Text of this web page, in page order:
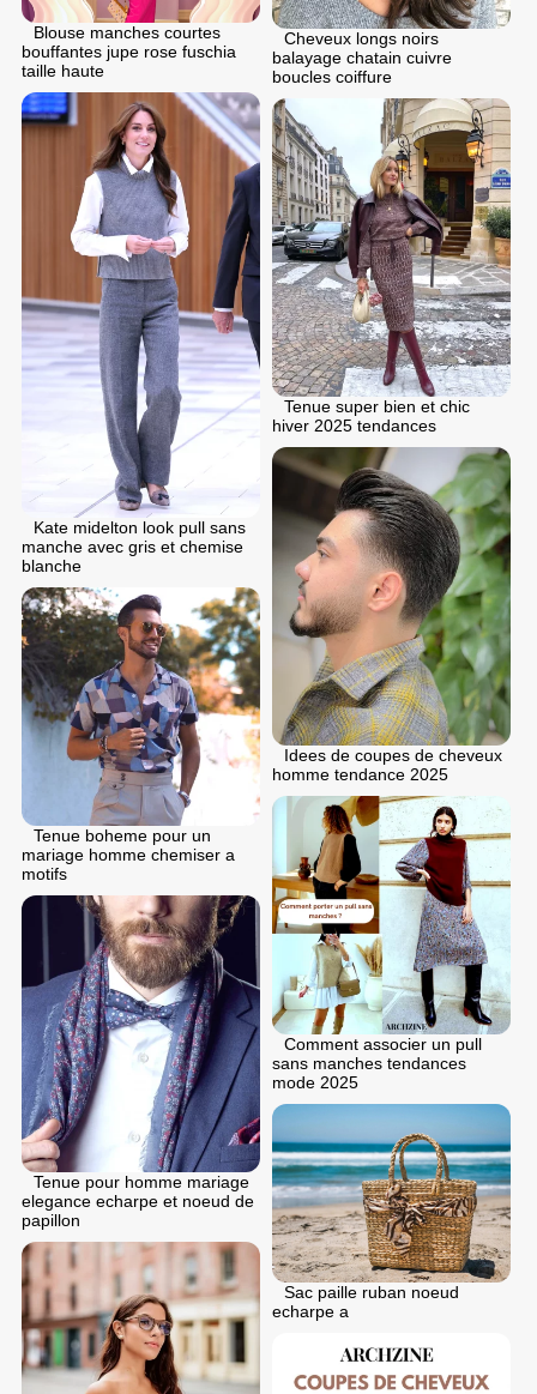
Cheveux longs noirs
balayage chatain cuivre
boucles coiffure
Blouse manches courtes
bouffantes jupe rose fuschia
taille haute
Kate midelton look pull sans
manche avec gris et chemise
blanche
Tenue super bien et chic
hiver 2025 tendances
Idees de coupes de cheveux
homme tendance 2025
Tenue boheme pour un
mariage homme chemiser a
motifs
Comment associer un pull
sans manches tendances
mode 2025
Tenue pour homme mariage
elegance echarpe et noeud de
papillon
Sac paille ruban noeud
echarpe a